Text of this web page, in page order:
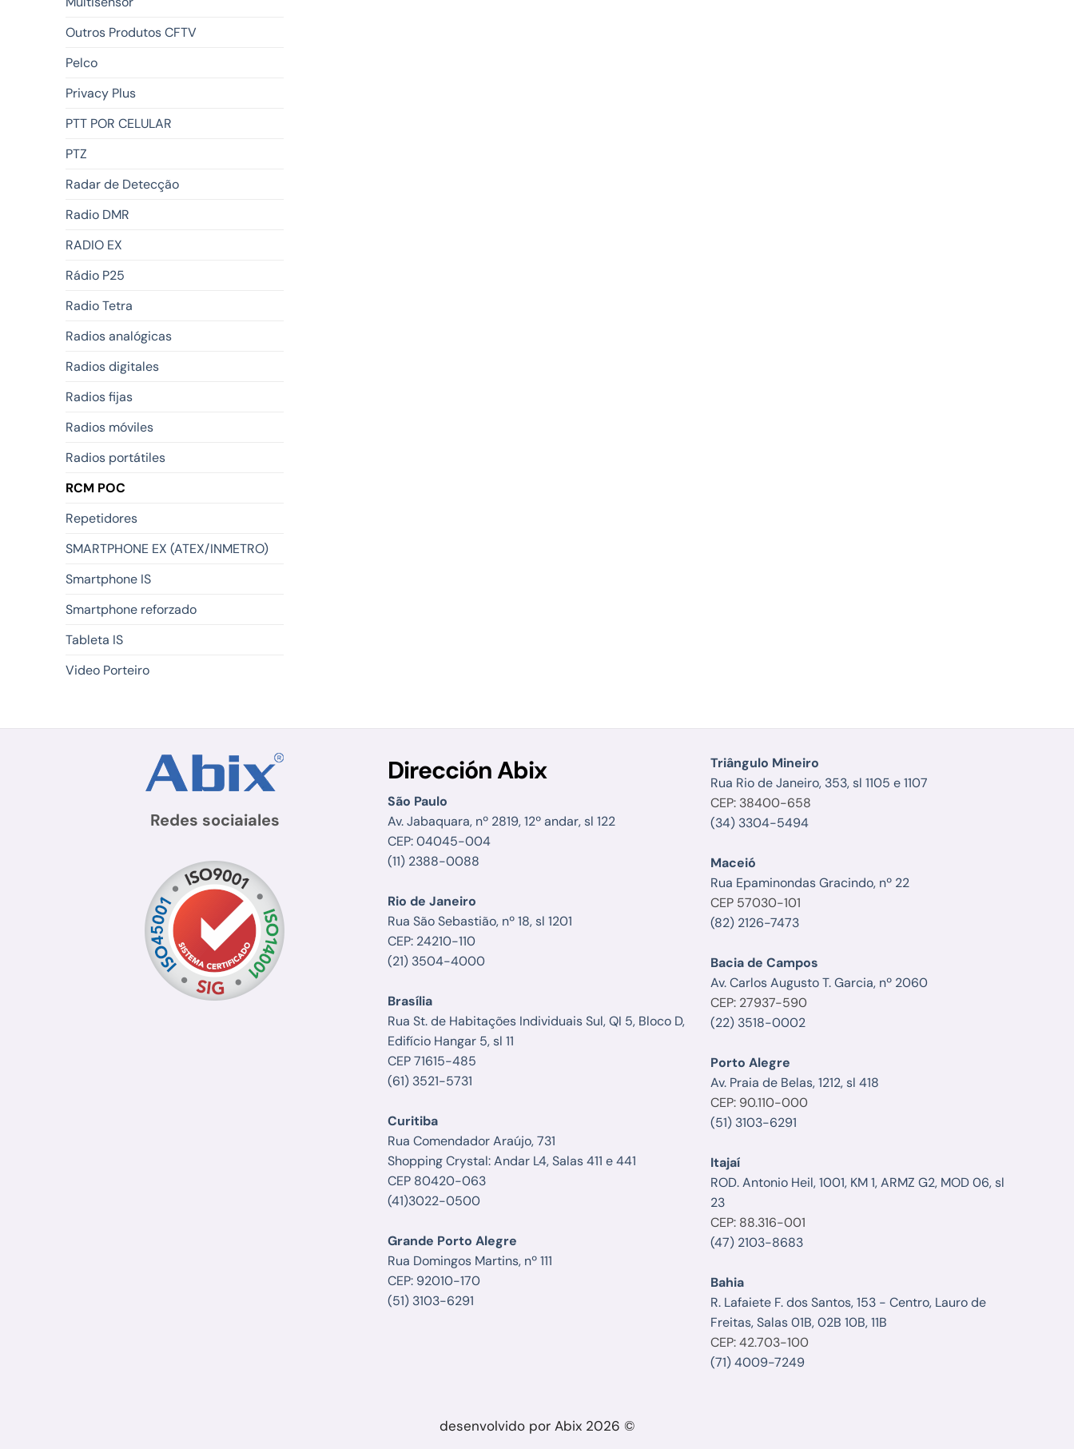
Outros Produtos CFTV
Pelco
Privacy Plus
PTT POR CELULAR
PTZ
Radar de Detecção
Radio DMR
RADIO EX
Rádio P25
Radio Tetra
Radios analógicas
Radios digitales
Radios fijas
Radios móviles
Radios portátiles
RCM POC
Repetidores
SMARTPHONE EX (ATEX/INMETRO)
Smartphone IS
Smartphone reforzado
Tableta IS
Video Porteiro
Redes sociaiales
Dirección Abix
São Paulo
Av. Jabaquara, nº 2819, 12º andar, sl 122
CEP: 04045-004
(11) 2388-0088
Rio de Janeiro
Rua São Sebastião, nº 18, sl 1201
CEP: 24210-110
(21) 3504-4000
Brasília
Rua St. de Habitações Individuais Sul, QI 5, Bloco D,
Edifício Hangar 5, sl 11
CEP 71615-485
(61) 3521-5731
Curitiba
Rua Comendador Araújo, 731
Shopping Crystal: Andar L4, Salas 411 e 441
CEP 80420-063
(41)3022-0500
Grande Porto Alegre
Rua Domingos Martins, nº 111
CEP: 92010-170
(51) 3103-6291
Triângulo Mineiro
Rua Rio de Janeiro, 353, sl 1105 e 1107
CEP: 38400-658
(34) 3304-5494
Maceió
Rua Epaminondas Gracindo, nº 22
CEP 57030-101
(82) 2126-7473
Bacia de Campos
Av. Carlos Augusto T. Garcia, nº 2060
CEP: 27937-590
(22) 3518-0002
Porto Alegre
Av. Praia de Belas, 1212, sl 418
CEP: 90.110-000
(51) 3103-6291
Itajaí
ROD. Antonio Heil, 1001, KM 1, ARMZ G2, MOD 06, sl
23
CEP: 88.316-001
(47) 2103-8683
Bahia
R. Lafaiete F. dos Santos, 153 - Centro, Lauro de
Freitas, Salas 01B, 02B 10B, 11B
CEP: 42.703-100
(71) 4009-7249
desenvolvido por Abix 2026 ©